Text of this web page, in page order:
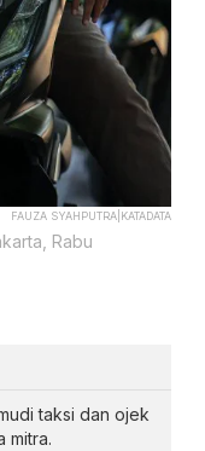
FAUZA SYAHPUTRA|KATADATA
Rabu
taksi dan ojek
mitra.